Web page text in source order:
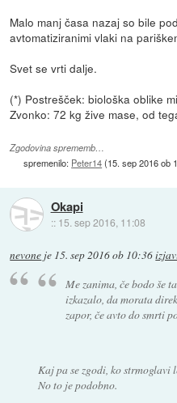
Malo manj časa nazaj so bile
avtomatiziranimi vlaki na
Svet se vrti dalje.
(*) Postrešček: biološka oblike
Zvonko: 72 kg žive mase, od
Zgodovina sprememb…
spremenilo: Peter14(15. sep 2016 ob
Okapi
:: 15. sep 2016, 11:08
nevone je 15. sep 2016 ob 10:36
Me zanima, če bodo še
izkazalo, da morata
zapor, če avto do smrti
Kaj pa se zgodi, ko strmoglavi
No to je podobno.